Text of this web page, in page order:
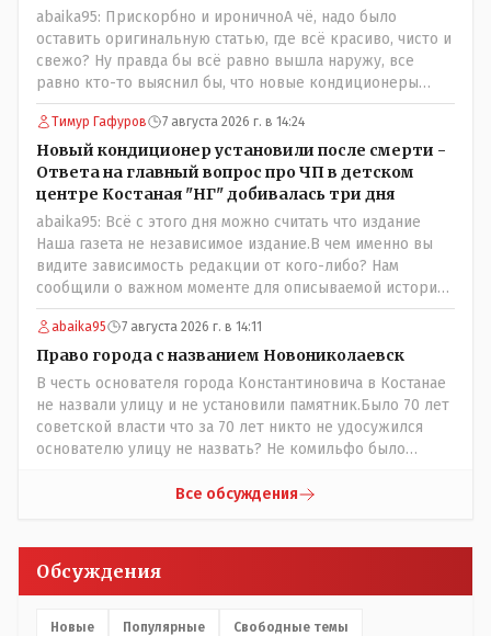
abaika95: Прискорбно и ироничноА чё, надо было
оставить оригинальную статью, где всё красиво, чисто и
свежо? Ну правда бы всё равно вышла наружу, все
равно кто-то выяснил бы, что новые кондиционеры
установлены ПОСЛЕ смерти ребенка. Или тебе такой
вариант не нравится? Ты вообще на чьей стороне в этой
истории? Прискорбно и иронично то, что кондиционеры
заменили после происшествия, и уже после этого
пустили журналистов посмотреть, типа у нас всё
хорошо, смотрите, мальчик просто больной был.
Тимур Гафуров 7 августа 2026 г. в 14:24
Новый кондиционер установили после смерти -
Ответа на главный вопрос про ЧП в детском
центре Костаная "НГ" добивалась три дня
abaika95: Всё с этого дня можно считать что издание
Наша газета не независимое издание.В чем именно вы
видите зависимость редакции от кого-либо? Нам
сообщили о важном моменте для описываемой истории.
И редакция отреагировала бы дополнительным
исследованием на такие вопрос от любого читателя.
Писать "как надо" редакция не будет. Но мы будем
публиковать полную и объективную информацию. А
потом продолжать тему. если выяснятся новые
обстоятельства.
abaika95 7 августа 2026 г. в 14:11
Право города с названием Новониколаевск
В честь основателя города Константиновича в Костанае
не назвали улицу и не установили памятник.Было 70 лет
советской власти что за 70 лет никто не удосужился
основателю улицу не назвать? Не комильфо было
знали о нем такое нехорошее? Ну и сейчас значит не
названийТак вернули же историческое Кустанай
коренное название городишка
Все обсуждения
Обсуждения
Новые Популярные Свободные темы